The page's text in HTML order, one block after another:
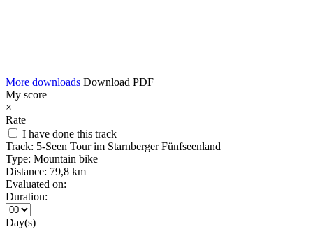
More downloads Download PDF
My score
×
Rate
I have done this track
Track: 5-Seen Tour im Starnberger Fünfseenland
Type: Mountain bike
Distance: 79,8 km
Evaluated on:
Duration:
Day(s)